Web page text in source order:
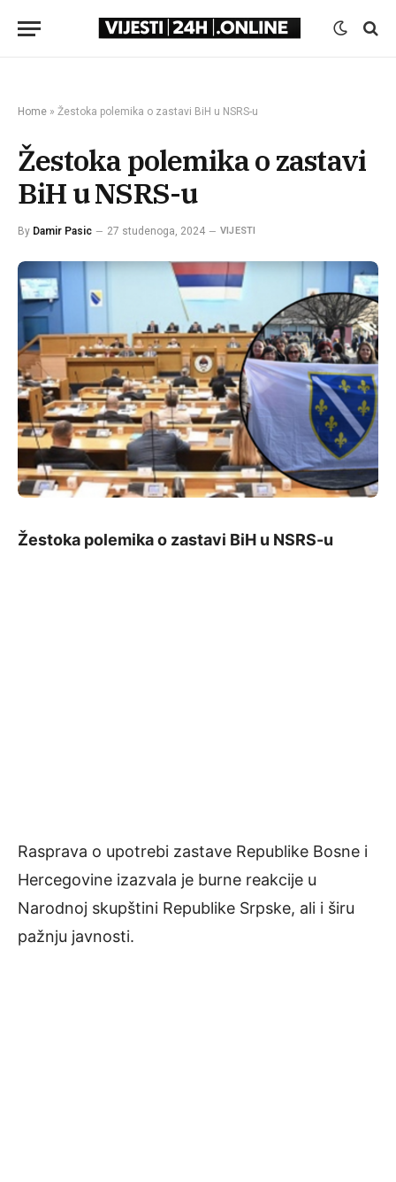
Home » Žestoka polemika o zastavi BiH u NSRS-u
Žestoka polemika o zastavi
BiH u NSRS-u
By Damir Pasic 27 studenoga, 2024 VIJESTI
Žestoka polemika o zastavi BiH u NSRS-u
Rasprava o upotrebi zastave Republike Bosne i
Hercegovine izazvala je burne reakcije u
Narodnoj skupštini Republike Srpske, ali i širu
pažnju javnosti.